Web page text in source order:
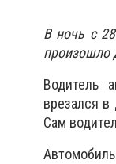
В ночь с
произошло
Водитель
врезался в
Сам